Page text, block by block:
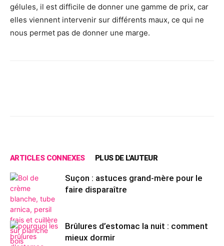
gélules, il est difficile de donner une gamme de prix, car
elles viennent intervenir sur différents maux, ce qui ne
nous permet pas de donner une marge.
ARTICLES CONNEXES PLUS DE L'AUTEUR
Suçon : astuces grand-mère pour le
faire disparaître
Brûlures d’estomac la nuit : comment
mieux dormir